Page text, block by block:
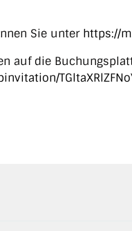
Sie unter https://
auf die